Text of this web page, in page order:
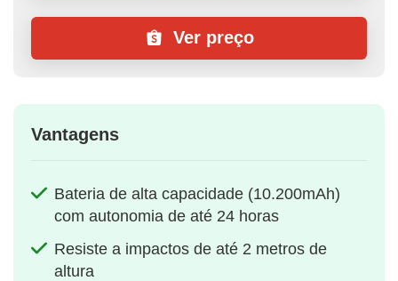
Ver preço
Vantagens
Bateria de alta capacidade (10.200mAh)
com autonomia de até 24 horas
Resiste a impactos de até 2 metros de
altura